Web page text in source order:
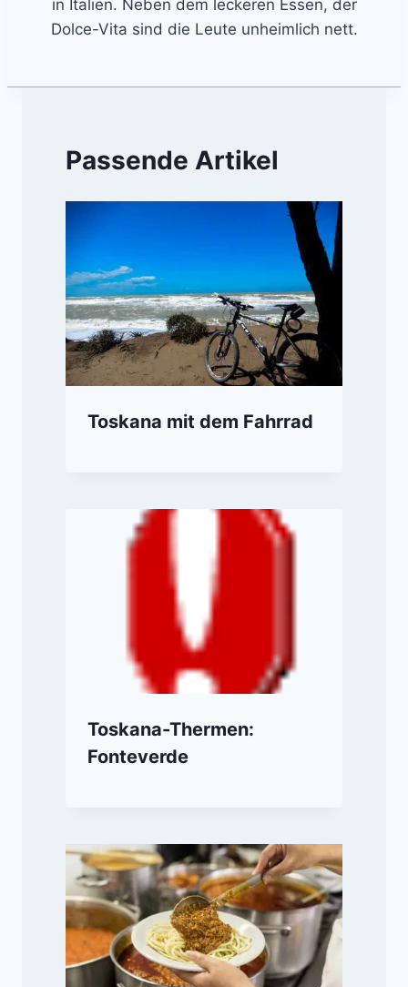
in Italien. Neben dem leckeren Essen, der
Dolce-Vita sind die Leute unheimlich nett.
Passende Artikel
Toskana mit dem Fahrrad
Toskana-Thermen:
Fonteverde